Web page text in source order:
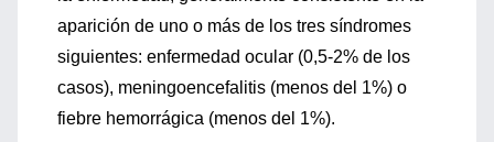
aparición de uno o más de los tres síndromes
siguientes: enfermedad ocular (0,5-2% de los
casos), meningoencefalitis (menos del 1%) o
fiebre hemorrágica (menos del 1%).